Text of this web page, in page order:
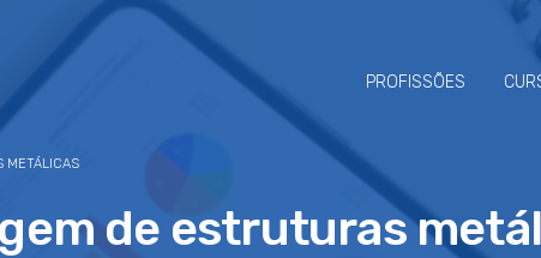
PROFISSÕES
METÁLICAS
de estruturas